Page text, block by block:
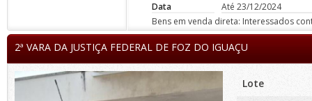
Data
Até 23/12/2024
Bens em venda direta: Interessados
2ª VARA DA JUSTIÇA FEDERAL DE FOZ DO IGUAÇU
Lote